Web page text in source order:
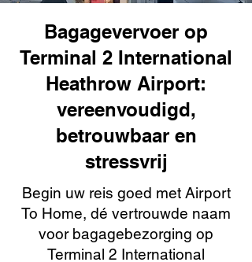
Bagagevervoer op
Terminal 2 International
Heathrow Airport:
vereenvoudigd,
betrouwbaar en
stressvrij
Begin uw reis goed met Airport
To Home, dé vertrouwde naam
voor bagagebezorging op
Terminal 2 International